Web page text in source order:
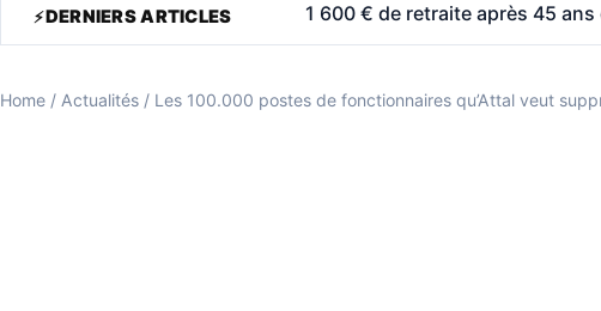
DERNIERS ARTICLES ASPA 2026: l’allocation pour
Home / Actualités / Les 100.000 postes de fonctionnaires qu’Attal veut